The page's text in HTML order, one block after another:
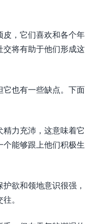
，它们喜欢和各个年
将有助于他们形成这
也有一些缺点。下面
力充沛，这意味着它
能够跟上他们积极生
欲和领地意识很强，
。